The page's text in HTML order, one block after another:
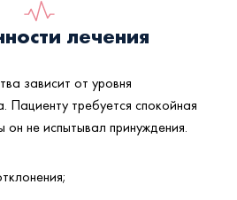
лечения
зависит от уровня
Пациенту требуется спокойная
не испытывал принуждения.